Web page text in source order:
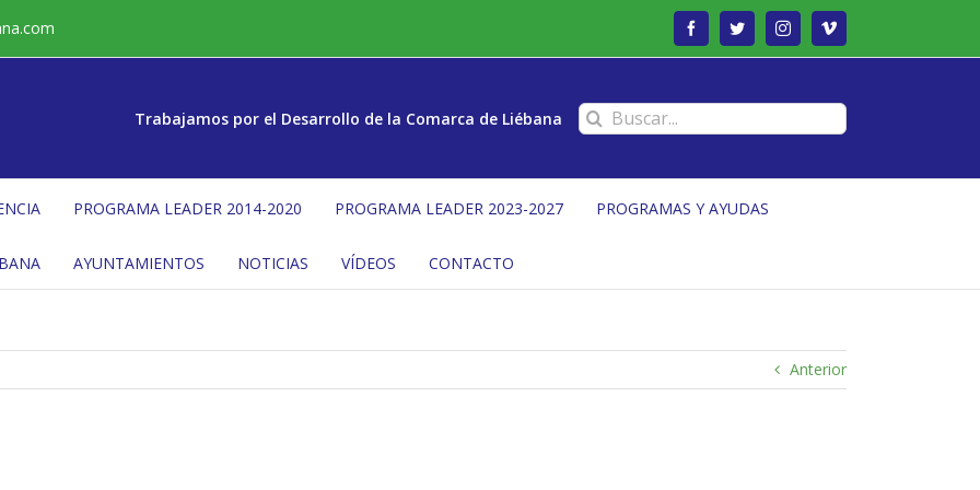
FacebookTwitterInstagramVimeo
Trabajamos por el Desarrollo de la Comarca de Liébana Buscar:
PROGRAMA LEADER 2014-2020 PROGRAMA LEADER 2023-2027 PROGRAMAS Y AYUDAS
AYUNTAMIENTOS NOTICIAS VÍDEOS CONTACTO
Anterior